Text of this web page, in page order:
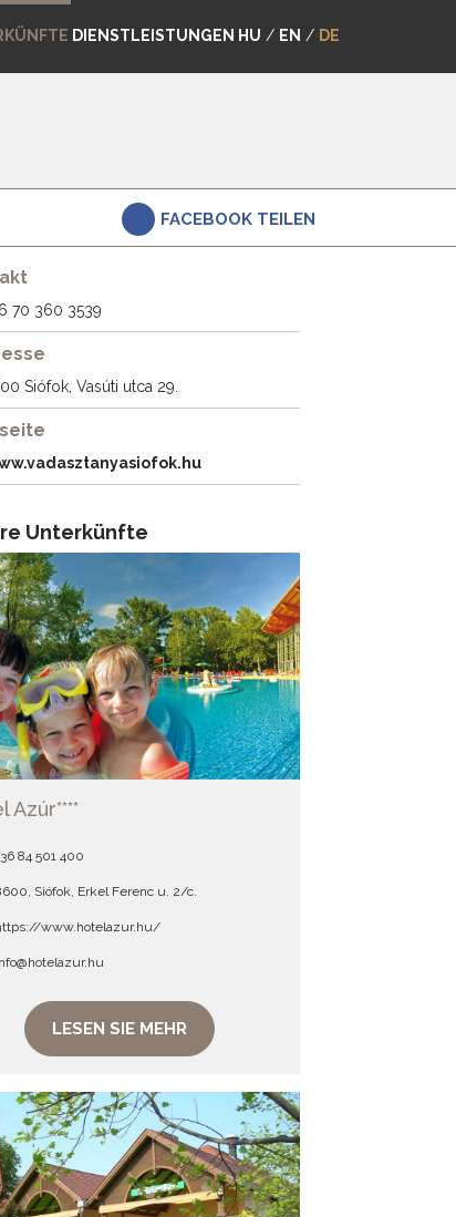
DIENSTLEISTUNGEN HU / EN / DE
FACEBOOK TEILEN
70 360 3539
Siófok, Vasúti utca 29.
Unterkünfte
Azúr****
84 501 400
Siófok, Erkel Ferenc u. 2/c.
www.hotelazur.hu/
LESEN SIE MEHR